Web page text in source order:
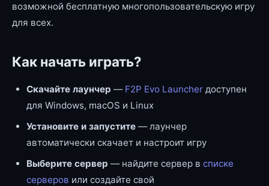
возможной бесплатную многопользовательскую игру
для всех.
Как начать играть?
Скачайте лаунчер — F2P Evo Launcher доступен
для Windows, macOS и Linux
Установите и запустите — лаунчер
автоматически скачает и настроит игру
Выберите сервер — найдите сервер в списке
серверов или создайте свой